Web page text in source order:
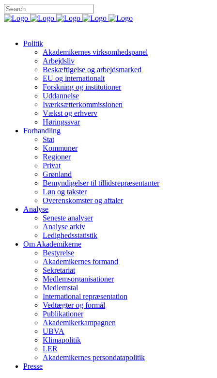
Politik
Akademikernes virksomhedspanel
Arbejdsliv
Beskæftigelse og arbejdsmarked
EU og internationalt
Forskning og institutioner
Uddannelse
Iværksætterkommissionen
Vækst og erhverv
Høringssvar
Forhandling
Stat
Kommuner
Regioner
Privat
Grønland
Bemyndigelser til tillidsrepræsentanter
Løn og takster
Overenskomster og aftaler
Analyse
Seneste analyser
Analyse arkiv
Ledighedsstatistik
Om Akademikerne
Bestyrelse
Akademikernes formand
Sekretariat
Medlemsorganisationer
Medlemstal
International repræsentation
Vedtægter og formål
Publikationer
Akademikerkampagnen
UBVA
Klimapolitik
LER
Akademikernes persondatapolitik
Presse